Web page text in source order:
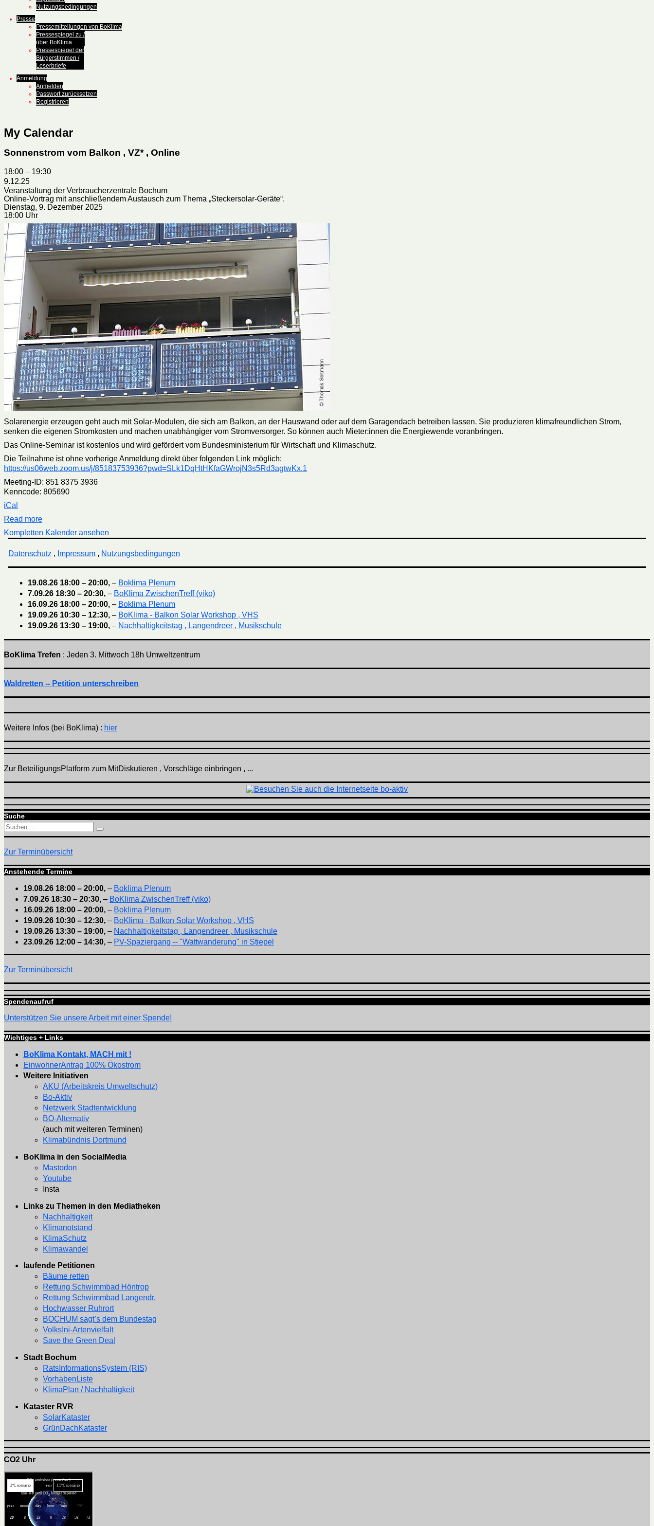
Nutzungsbedingungen
Presse
Pressemitteilungen von BoKlima
Pressespiegel zu /
über BoKlima
Pressespiegel der
Bürgerstimmen /
Leserbriefe
Anmeldung
Anmelden
Passwort zurücksetzen
Registrieren
My Calendar
Sonnenstrom vom Balkon , VZ* , Online
18:00 – 19:30
9.12.25
Veranstaltung der Verbraucherzentrale Bochum
Online-Vortrag mit anschließendem Austausch zum Thema „Steckersolar-Geräte“.
Dienstag, 9. Dezember 2025
18:00 Uhr
Solarenergie erzeugen geht auch mit Solar-Modulen, die sich am Balkon, an der Hauswand oder auf dem Garagendach betreiben lassen. Sie produzieren klimafreundlichen Strom,
senken die eigenen Stromkosten und machen unabhängiger vom Stromversorger. So können auch Mieter:innen die Energiewende voranbringen.
Das Online-Seminar ist kostenlos und wird gefördert vom Bundesministerium für Wirtschaft und Klimaschutz.
Die Teilnahme ist ohne vorherige Anmeldung direkt über folgenden Link möglich:
https://us06web.zoom.us/j/85183753936?pwd=SLk1DqHtHKfaGWrojN3s5Rd3agtwKx.1
Meeting-ID: 851 8375 3936
Kenncode: 805690
iCal
Read more
Kompletten Kalender ansehen
Datenschutz , Impressum , Nutzungsbedingungen
19.08.26 18:00 – 20:00,– Boklima Plenum
7.09.26 18:30 – 20:30,– BoKlima ZwischenTreff (viko)
16.09.26 18:00 – 20:00,– Boklima Plenum
19.09.26 10:30 – 12:30,– BoKlima - Balkon Solar Workshop , VHS
19.09.26 13:30 – 19:00,– Nachhaltigkeitstag , Langendreer , Musikschule
BoKlima Trefen : Jeden 3. Mittwoch 18h Umweltzentrum
Waldretten -- Petition unterschreiben
Weitere Infos (bei BoKlima) : hier
Zur BeteiligungsPlatform zum MitDiskutieren , Vorschläge einbringen , ...
Suche
Suchen
nach:
Suchen
Zur Terminübersicht
Anstehende Termine
19.08.26 18:00 – 20:00, – Boklima Plenum
7.09.26 18:30 – 20:30, – BoKlima ZwischenTreff (viko)
16.09.26 18:00 – 20:00, – Boklima Plenum
19.09.26 10:30 – 12:30, – BoKlima - Balkon Solar Workshop , VHS
19.09.26 13:30 – 19:00, – Nachhaltigkeitstag , Langendreer , Musikschule
23.09.26 12:00 – 14:30, – PV-Spaziergang -- "Wattwanderung" in Stiepel
Zur Terminübersicht
Spendenaufruf
Unterstützen Sie unsere Arbeit mit einer Spende!
Wichtiges + Links
BoKlima Kontakt, MACH mit !
EinwohnerAntrag 100% Ökostrom
Weitere Initiativen
AKU (Arbeitskreis Umweltschutz)
Bo-Aktiv
Netzwerk Stadtentwicklung
BO-Alternativ
(auch mit weiteren Terminen)
Klimabündnis Dortmund
BoKlima in den SocialMedia
Mastodon
Youtube
Insta
Links zu Themen in den Mediatheken
Nachhaltigkeit
Klimanotstand
KlimaSchutz
Klimawandel
laufende Petitionen
Bäume retten
Rettung Schwimmbad Höntrop
Rettung Schwimmbad Langendr.
Hochwasser Ruhrort
BOCHUM sagt’s dem Bundestag
VolksIni-Artenvielfalt
Save the Green Deal
Stadt Bochum
RatsInformationsSystem (RIS)
VorhabenListe
KlimaPlan / Nachhaltigkeit
Kataster RVR
SolarKataster
GrünDachKataster
CO2 Uhr